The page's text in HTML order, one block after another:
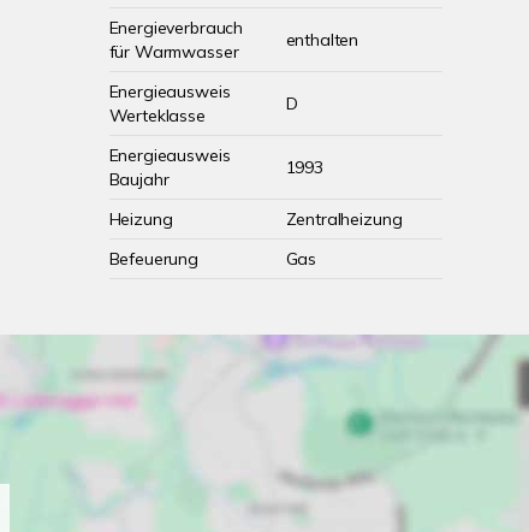
Energieverbrauch
für Warmwasser
enthalten
Energieausweis
Werteklasse
D
Energieausweis
Baujahr
1993
Heizung
Zentralheizung
Befeuerung
Gas